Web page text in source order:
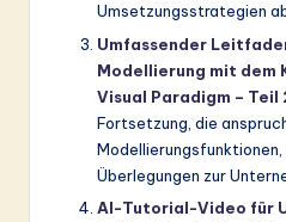
Umsetzungsstrategien
Umfassender
Modellierung mit dem
Visual Paradigm – Teil
Fortsetzung, die
Überlegungen zur
AI-Tutorial-Video für